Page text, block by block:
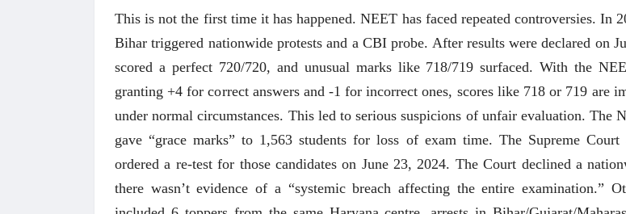
This is not the first time it has happened. NEET has faced repeated controversies. In
Bihar triggered nationwide protests and a CBI probe. After results were declared on
scored a perfect 720/720, and unusual marks like 718/719 surfaced. With the
granting +4 for correct answers and -1 for incorrect ones, scores like 718 or 719 are
under normal circumstances. This led to serious suspicions of unfair evaluation. The
gave “grace marks” to 1,563 students for loss of exam time. The Supreme Court
ordered a re-test for those candidates on June 23, 2024. The Court declined a
there wasn’t evidence of a “systemic breach affecting the entire examination.”
लेख
मतदारांची फसवणूक आणि
गुन्हेगारांची पाठराखण
आ. श्री. केतकर
07 Jul 2026
अंक वाचण्यासाठी येथे क्लिक करा.. अंक